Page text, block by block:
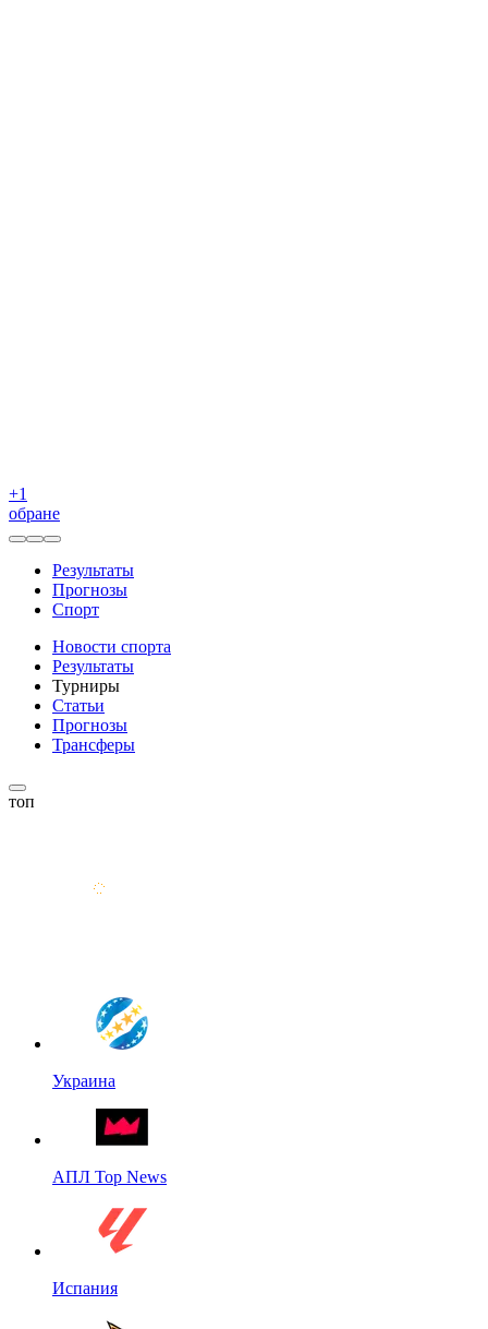
+1
обране
Результаты
Прогнозы
Спорт
Новости спорта
Результаты
Турниры
Статьи
Прогнозы
Трансферы
топ
Украина
АПЛ Top News
Испания